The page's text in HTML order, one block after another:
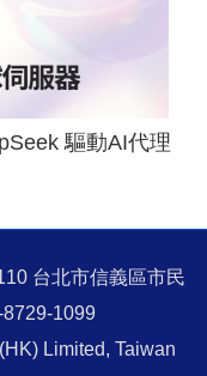
驅動AI代理
台北市信義區市民
1099
Limited, Taiwan